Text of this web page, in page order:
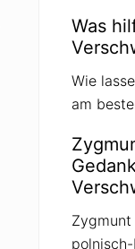
Was
Wie
am
Zygmunt